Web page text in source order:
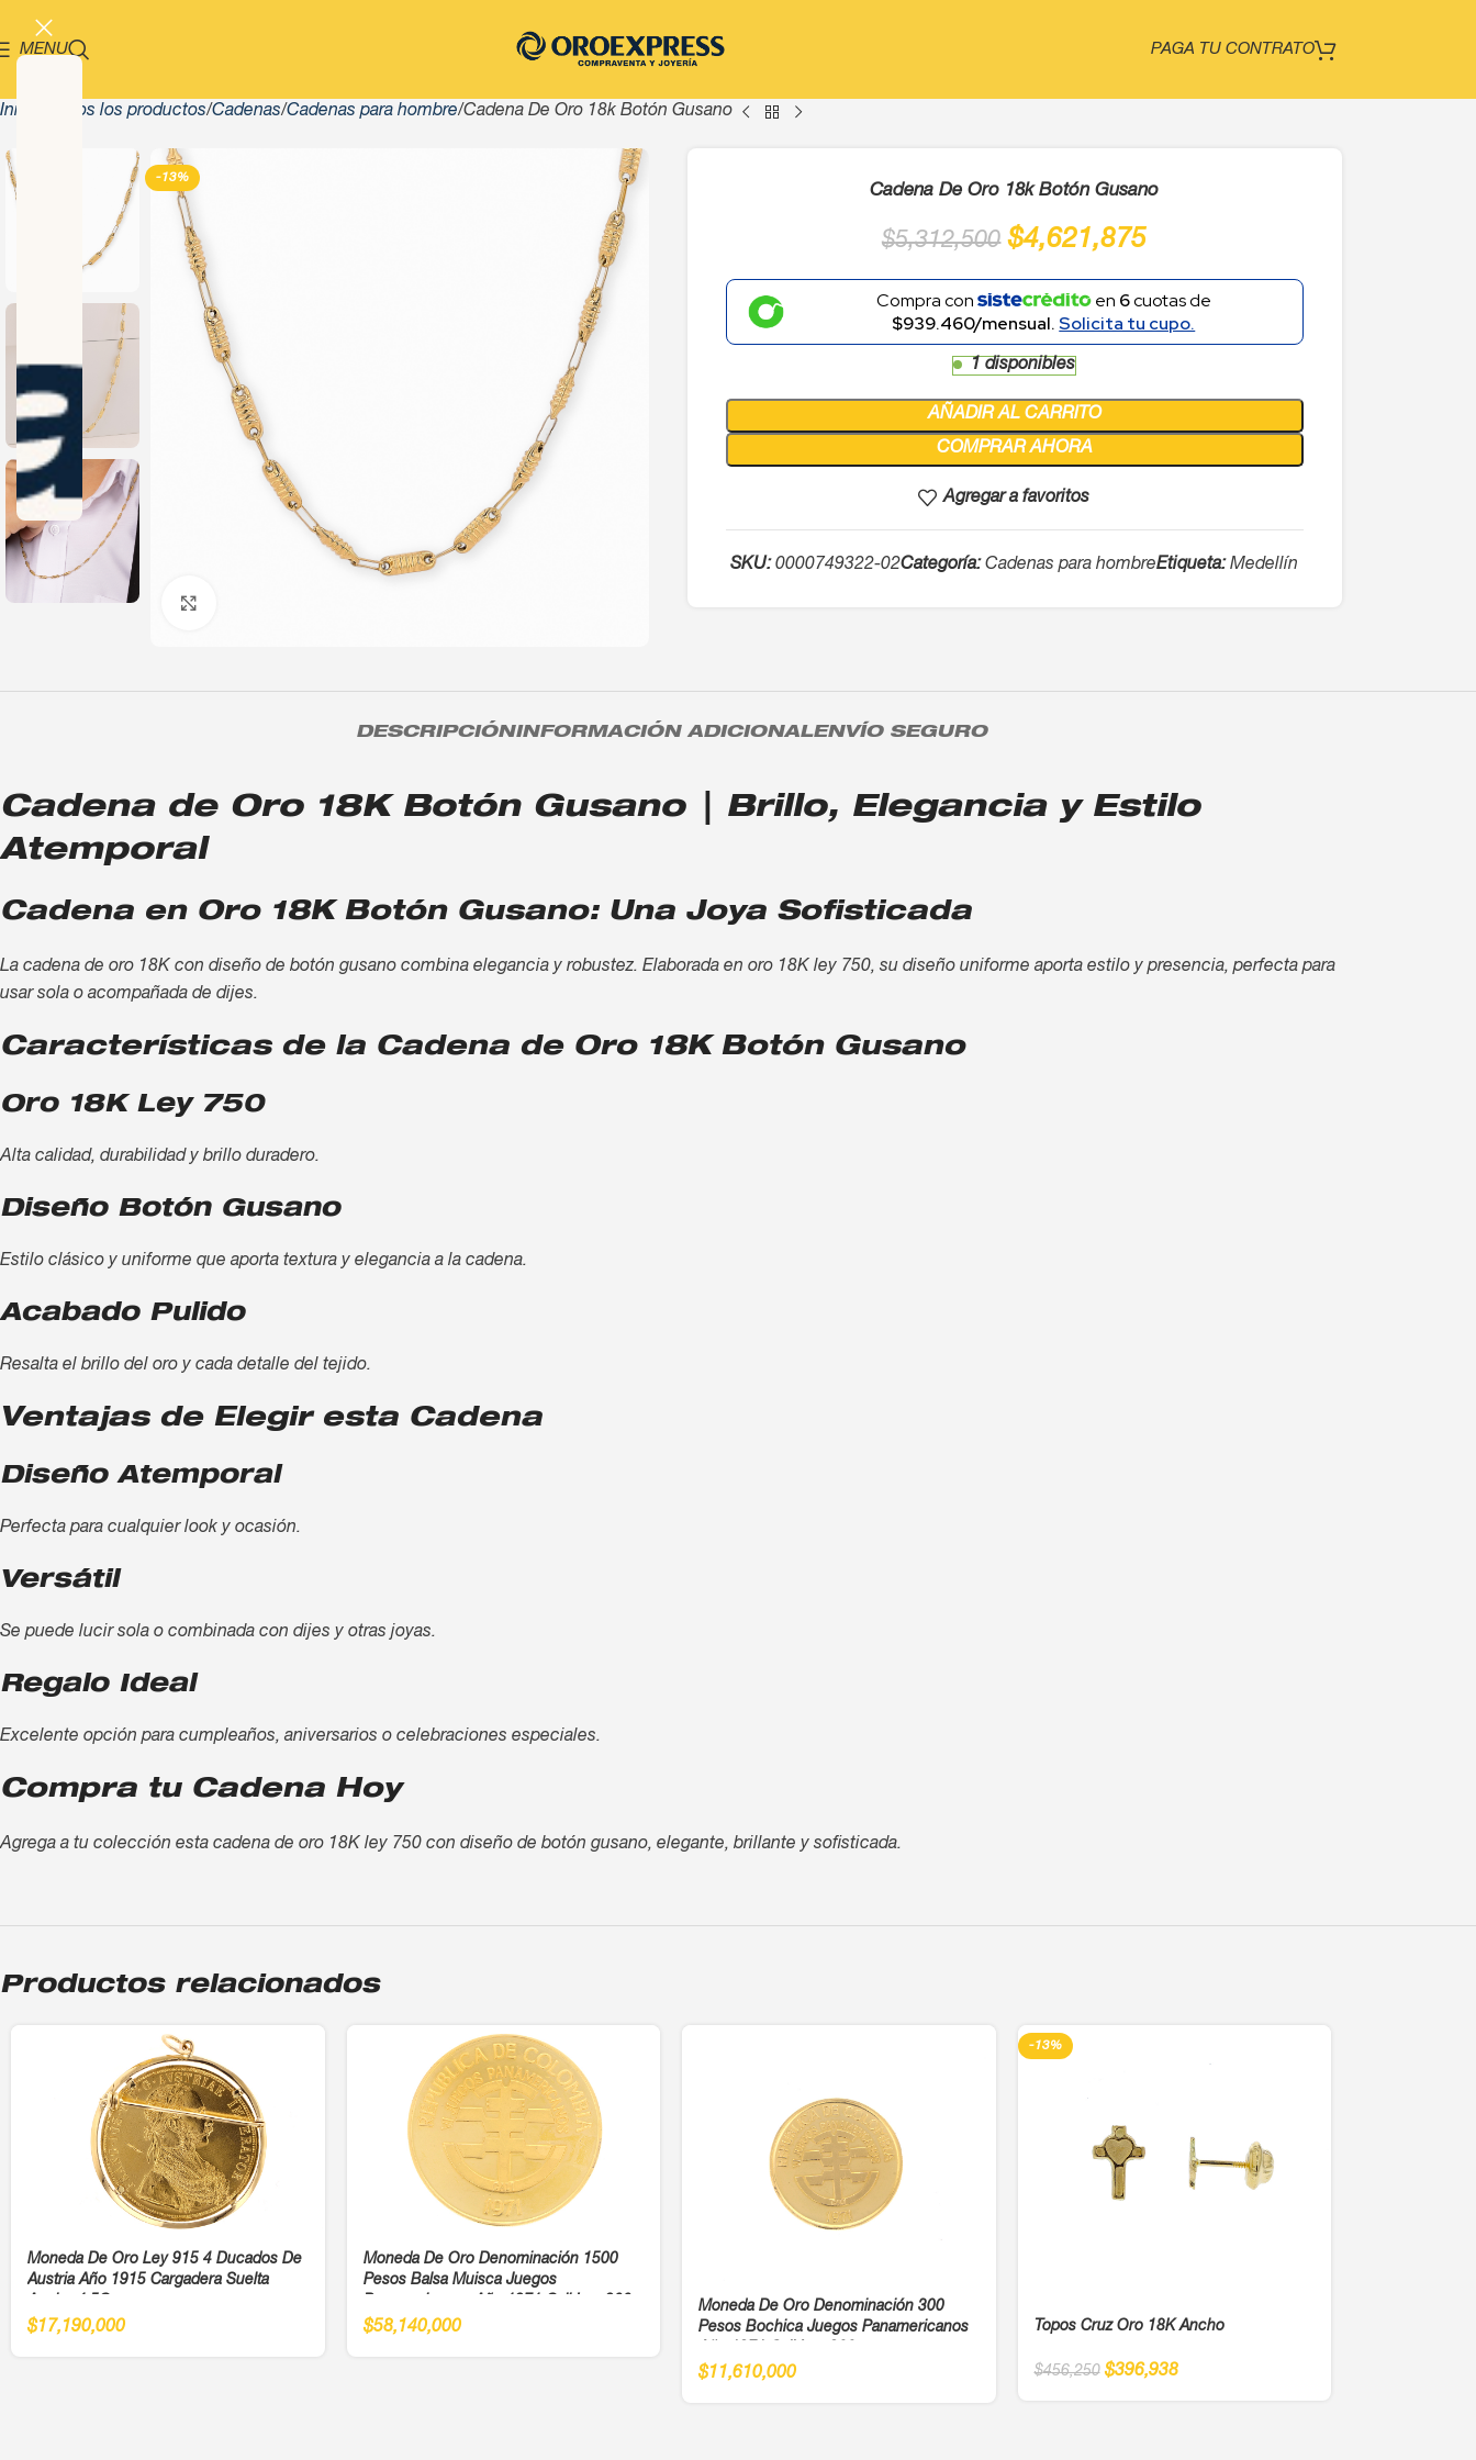
MENU PAGA TU CONTRATO
Inicio Todos los productos Cadenas Cadenas para hombre Cadena De Oro 18k Botón Gusano
-13%
Cadena De Oro 18k Botón Gusano
$5,312,500 $4,621,875
Compra con en 6cuotas de
$939.460/mensual.Solicita tu cupo.
1 disponibles
AÑADIR AL CARRITO
COMPRAR AHORA
Agregar a favoritos
SKU:0000749322-02Categoría: Cadenas para hombreEtiqueta: Medellín
DESCRIPCIÓNINFORMACIÓN ADICIONALENVÍO SEGURO
Cadena de Oro 18K Botón Gusano | Brillo, Elegancia y Estilo
Atemporal
Cadena en Oro 18K Botón Gusano: Una Joya Sofisticada
La cadena de oro 18K con diseño de botón gusano combina elegancia y robustez. Elaborada en oro 18K ley 750, su diseño uniforme aporta estilo y presencia, perfecta para
usar sola o acompañada de dijes.
Características de la Cadena de Oro 18K Botón Gusano
Oro 18K Ley 750
Alta calidad, durabilidad y brillo duradero.
Diseño Botón Gusano
Estilo clásico y uniforme que aporta textura y elegancia a la cadena.
Acabado Pulido
Resalta el brillo del oro y cada detalle del tejido.
Ventajas de Elegir esta Cadena
Diseño Atemporal
Perfecta para cualquier look y ocasión.
Versátil
Se puede lucir sola o combinada con dijes y otras joyas.
Regalo Ideal
Excelente opción para cumpleaños, aniversarios o celebraciones especiales.
Compra tu Cadena Hoy
Agrega a tu colección esta cadena de oro 18K ley 750 con diseño de botón gusano, elegante, brillante y sofisticada.
Productos relacionados
Moneda De Oro Ley 915 4 Ducados De
Austria Año 1915 Cargadera Suelta
$17,190,000
Moneda De Oro Denominación 1500
Pesos Balsa Muisca Juegos
$58,140,000
Moneda De Oro Denominación 300
Pesos Bochica Juegos Panamericanos
$11,610,000
-13%
Topos Cruz Oro 18K Ancho
$456,250 $396,938